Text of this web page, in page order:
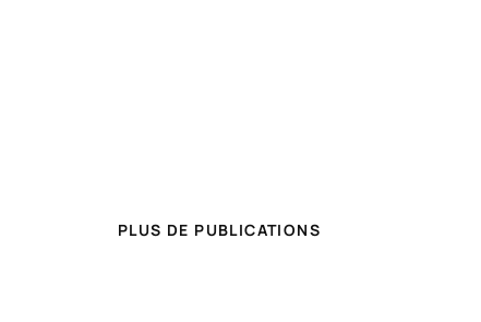
PLUS DE PUBLICATIONS